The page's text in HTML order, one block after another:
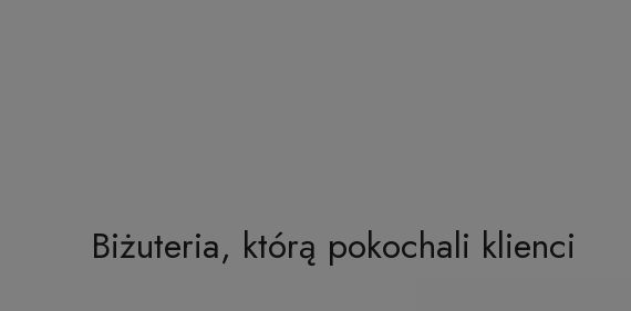
Biżuteria, którą pokochali klienci